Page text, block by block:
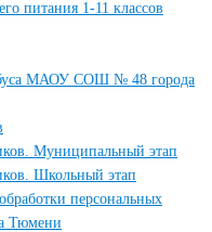
питания 1-11 классов
МАОУ СОШ № 48 города
Муниципальный этап
Школьный этап
персональных
Тюмени